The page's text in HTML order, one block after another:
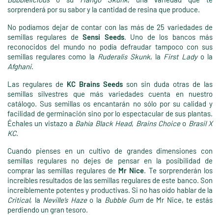
sorprenderá por su sabor y la cantidad de resina que produce.
No podíamos dejar de contar con las más de 25 variedades de
semillas regulares deSensi Seeds. Uno de los bancos más
reconocidos del mundo no podía defraudar tampoco con sus
semillas regulares como la Ruderalis Skunk, la First Ladyo la
Afghani.
Las regulares de KC Brains Seeds son sin duda otras de las
semillas silvestres que más variedades cuenta en nuestro
catálogo. Sus semillas os encantarán no sólo por su calidad y
facilidad de germinación sino por lo espectacular de sus plantas.
Échales un vistazo a Bahía Black Head, Brains Choiceo Brasil X
KC.
Cuando pienses en un cultivo de grandes dimensiones con
semillas regulares no dejes de pensar en la posibilidad de
comprar las semillas regulares de Mr Nice. Te sorprenderán los
increíbles resultados de las semillas regulares de este banco. Son
increíblemente potentes y productivas. Si no has oído hablar de la
Critical, la Neville’s Hazeo la Bubble Gumde Mr Nice, te estás
perdiendo un gran tesoro.